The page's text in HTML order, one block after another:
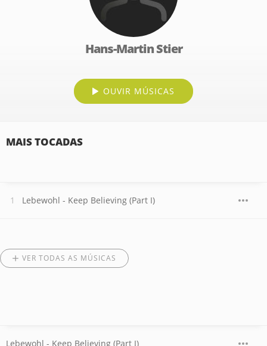
Hans-Martin Stier
OUVIR MÚSICAS
MAIS TOCADAS
Lebewohl - Keep Believing (Part I)
VER TODAS AS MÚSICAS
Lebewohl - Keep Believing (Part I)